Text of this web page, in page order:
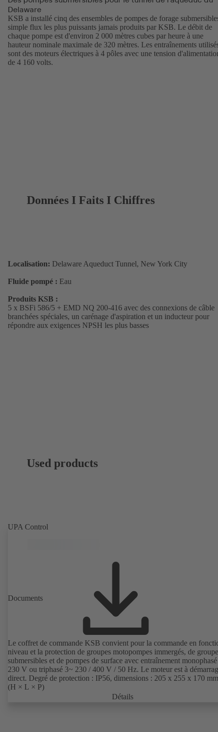
Delaware
KSB a installé cinq des ensembles de pompes de forage
simple flux les plus puissants jamais produits par KSB. Le débit de
chaque pompe est d'environ 2 000 mètres cubes par heure à une
hauteur nominale maximale de 320 mètres. Les entraînements
sont des moteurs électriques à 4 pôles avec une tension
de 4 160 volts.
Données I Faits I Chiffres
Localisation: Delaware Aqueduct Tunnel, New York City
Fluide pompé : Eau
Produits KSB :
5 x BSFi 586/5 + EMD NQ 200-416 avec des connexions de câble
branchées spéciales, un carénage d'aspiration et un inducteur pour
répondre aux exigences NPSH les plus basses
Used products
UPA Control
Documents
Le coffret de commande KSB convient pour la commande en
niveau et la protection de groupes motopompes immergés, de
submersibles et de pompes de surface avec entraînement
230 V ou triphasé 3~ 230 / 400 V / 50 Hz. Le moteur est à
direct. Degré de protection : IP56, dimensions : 205 x 255 x 170 mm
(H × L × P)
Détails